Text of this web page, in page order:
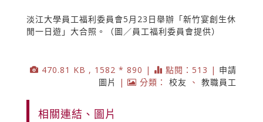
淡江大學員工福利委員會5月23日舉辦「新竹宴創生休
閒一日遊」大合照。（圖／員工福利委員會提供）
470.81 KB , 1582 * 890 | 點閱：513 | 申請
圖片
| 分類： 校友 、 教職員工
相關連結、圖片